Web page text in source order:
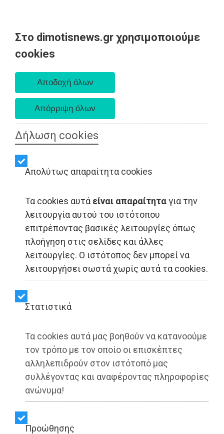
Στο dimotisnews.gr χρησιμοποιούμε
cookies
Δήλωση cookies
Απολύτως απαραίτητα cookies
Τα cookies αυτά είναι απαραίτηταγια την
λειτουργία αυτού του ιστότοπου
επιτρέποντας βασικές λειτουργίες όπως
πλοήγηση στις σελίδες και άλλες
λειτουργίες. Ο ιστότοπος δεν μπορεί να
λειτουργήσει σωστά χωρίς αυτά τα cookies.
Στατιστικά
Τα cookies αυτά μας βοηθούν να κατανοούμε
τον τρόπο με τον οποίο οι επισκέπτες
αλληλεπιδρούν στον ιστότοπό μας
συλλέγοντας και αναφέροντας πληροφορίες
ανώνυμα!
Προώθησης
ΑΥΤΟΔΙΟΙΚΗΣΗ - Παλλήνη
Κωστής Σμέρος: «Σινέ
Γέρακας: Το λουκέτο έχει
υπεύθυνους»
Share:
Dimotisnews | 23/07/2025 - 23:44
▶️ Ακούστε το κείμενο